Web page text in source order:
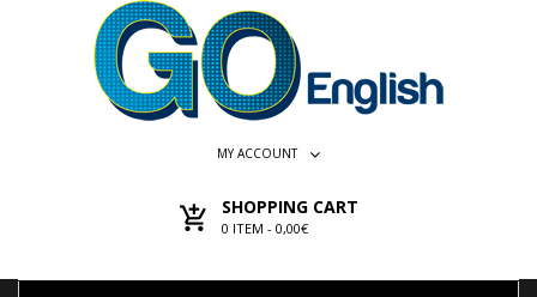
MY ACCOUNT
SHOPPING CART
0 ITEM - 0,00€